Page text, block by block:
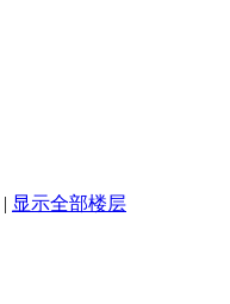
| 显示全部楼层